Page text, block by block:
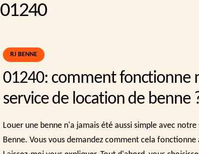
01240
RJ BENNE
01240: comment fonctionne
service de location de benne
Louer une benne n'a jamais été aussi simple avec notre
Benne. Vous vous demandez comment cela fonctionne